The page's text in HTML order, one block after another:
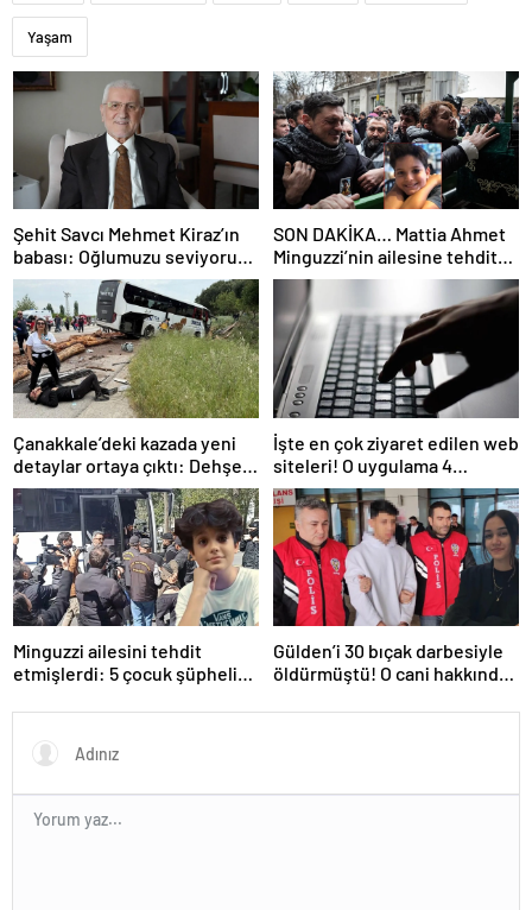
Yaşam
Şehit Savcı Mehmet Kiraz’ın
babası: Oğlumuzu seviyoruz
ama devletimizi oğlumuzdan
da çok seviyoruz
SON DAKİKA… Mattia Ahmet
Minguzzi’nin ailesine tehdit
davasında yeni gelişme: İşte
5 şüpheli hakkında istenen
ceza!
Çanakkale’deki kazada yeni
detaylar ortaya çıktı: Dehşet
kamyonunun suç dosyası
kabarık!
İşte en çok ziyaret edilen web
siteleri! O uygulama 4
basamak birden yükseldi: İlk
sırada…
Minguzzi ailesini tehdit
etmişlerdi: 5 çocuk şüpheli
oldu
Gülden’i 30 bıçak darbesiyle
öldürmüştü! O cani hakkında
donduran detaylar…